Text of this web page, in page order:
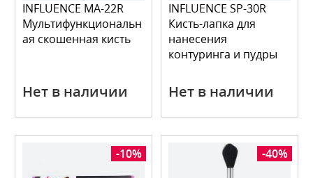
INFLUENCE MA-22R
Мультифункциональн
ая скошенная кисть
Нет в наличии
INFLUENCE SP-30R
Кисть-лапка для
нанесения
контуринга и пудры
Нет в наличии
-10% -40%